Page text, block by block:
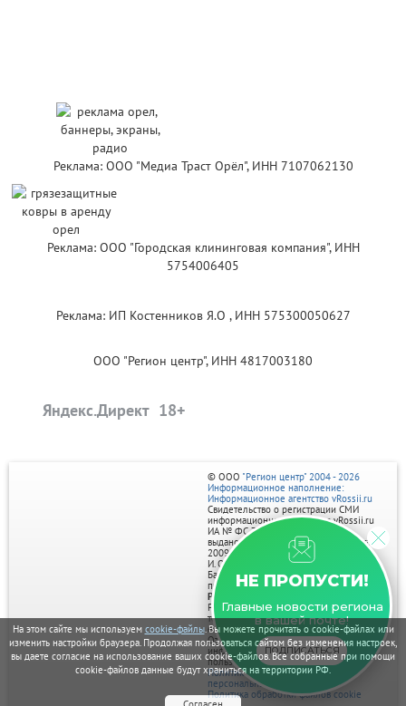
На этом сайте мы используем cookie-файлы. Вы можете прочитать о cookie-файлах или
изменить настройки браузера. Продолжая пользоваться сайтом без изменения настроек,
вы даете согласие на использование ваших cookie-файлов. Все собранные при помощи
cookie-файлов данные будут храниться на территории РФ.
Реклама: ООО "Медиа Траст Орёл", ИНН 7107062130
Реклама: ООО "Городская клининговая компания", ИНН
5754006405
Реклама: ИП Костенников Я.О , ИНН 575300050627
ООО "Регион центр", ИНН 4817003180
Яндекс.Директ
НЕ ПРОПУСТИ!
Главные новости региона
в вашей почте!
ПОДПИСАТЬСЯ
© ООО "Регион центр" 2004 - 2026
Информационное наполнение:
Информационное агентство vRossii.ru
Свидетельство о регистрации СМИ
информационного агентства vRossii.ru
ИА № ФС 77‑35502
выдано РОСКОМНАДЗОРом 04 марта
2009г.
И. О. Главного редактора Нарыков А. Н.
Баннеры на портале размещаются на
правах рекламы.
Реклама на портале:
Рекламное агентство "Умный маркетинг"
тел. 7-910-267-70-40,
email: umnyy.marketing@yandex.ru
Отдельные публикации могут содержать
информацию, не предназначенную для
пользователей до 18 лет.
Политика в отношении обработки
персональных данных
Политика обработки файлов cookie